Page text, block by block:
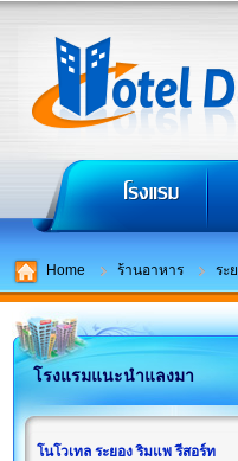
Home ร้านอาหาร ระ
โรงแรมแนะนำแลงมา
โนโวเทล ระยอง ริมแพ รีสอร์ท